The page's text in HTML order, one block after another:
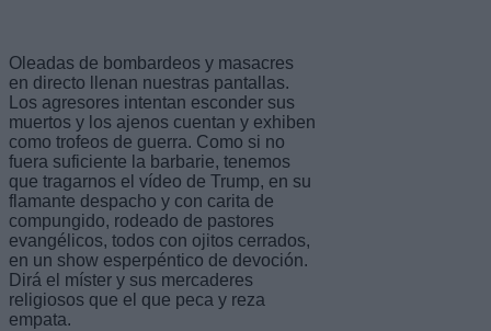
Oleadas de bombardeos y masacres
en directo llenan nuestras pantallas.
Los agresores intentan esconder sus
muertos y los ajenos cuentan y exhiben
como trofeos de guerra. Como si no
fuera suficiente la barbarie, tenemos
que tragarnos el vídeo de Trump, en su
flamante despacho y con carita de
compungido, rodeado de pastores
evangélicos, todos con ojitos cerrados,
en un show esperpéntico de devoción.
Dirá el míster y sus mercaderes
religiosos que el que peca y reza
empata.